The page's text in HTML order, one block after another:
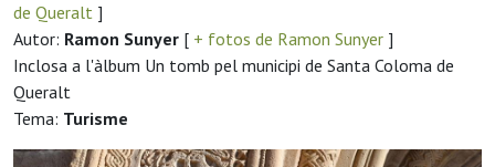
de Queralt ]
Autor: Ramon Sunyer [ + fotos de Ramon Sunyer ]
Inclosa a l'àlbum Un tomb pel municipi de Santa Coloma de
Queralt
Tema: Turisme